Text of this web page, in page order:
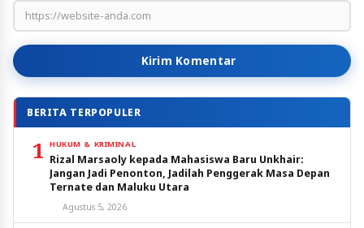
Kirim Komentar
BERITA TERPOPULER
1 HUKUM & KRIMINAL
Rizal Marsaoly kepada Mahasiswa Baru Unkhair:
Jangan Jadi Penonton, Jadilah Penggerak Masa Depan
Ternate dan Maluku Utara
Agustus 5, 2026